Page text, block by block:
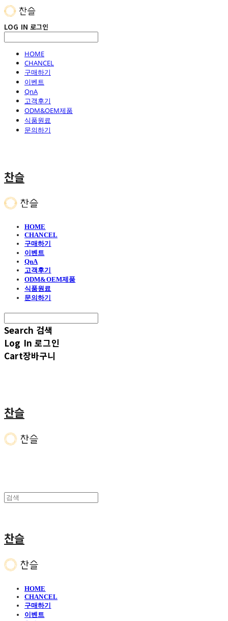
LOG IN 로그인
HOME
CHANCEL
구매하기
이벤트
QnA
고객후기
ODM&OEM제품
식품원료
문의하기
찬슬
HOME
CHANCEL
구매하기
이벤트
QnA
고객후기
ODM&OEM제품
식품원료
문의하기
Search 검색
Log In 로그인
Cart장바구니
찬슬
찬슬
HOME
CHANCEL
구매하기
이벤트